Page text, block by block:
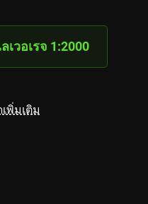
วอเรจ 1:2000
พิ่มเติม